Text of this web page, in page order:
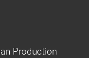
Production